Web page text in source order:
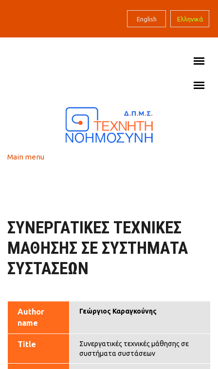
English Ελληνικά
Main menu
ΣΥΝΕΡΓΑΤΙΚΈΣ ΤΕΧΝΙΚΈΣ
ΜΆΘΗΣΗΣ ΣΕ ΣΥΣΤΉΜΑΤΑ
ΣΥΣΤΆΣΕΩΝ
Author
name
Γεώργιος Καραγκούνης
Title
Συνεργατικές τεχνικές μάθησης σε
συστήματα συστάσεων